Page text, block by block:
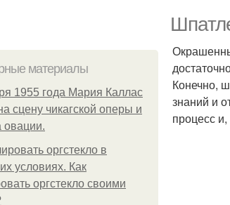
материалы
1955 года Мария Каллас
сцену чикагской оперы и
овации.
оргстекло в
условиях. Как
оргстекло своими
Конечно,
знаний и
процесс